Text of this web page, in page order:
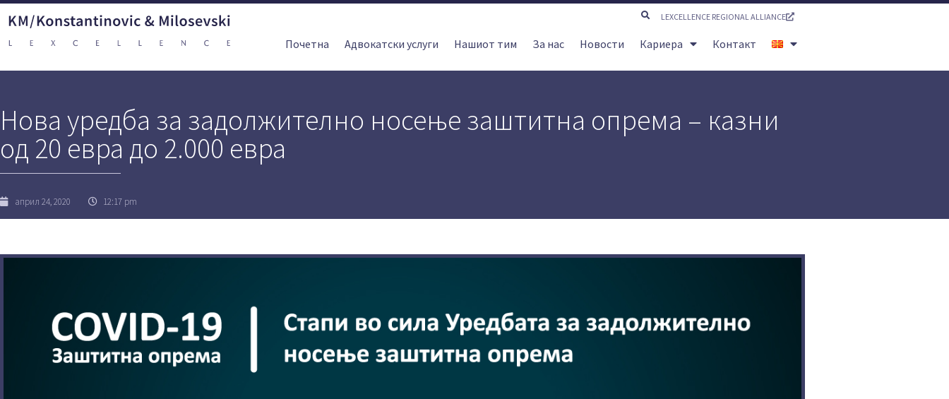
LEXCELLENCE REGIONAL ALLIANCE
Почетна Адвокатски услуги Нашиот тим За нас Новости Кариера Контакт
Нова уредба за задолжително носење заштитна опрема – казни
од 20 евра до 2.000 евра
април 24, 2020 12:17 pm